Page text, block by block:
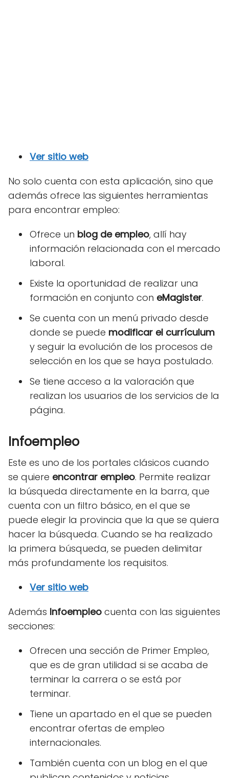
Ver sitio web
No solo cuenta con esta aplicación, sino que
además ofrece las siguientes herramientas
para encontrar empleo:
Ofrece un blog de empleo, allí hay
información relacionada con el mercado
laboral.
Existe la oportunidad de realizar una
formación en conjunto con eMagister.
Se cuenta con un menú privado desde
donde se puede modificar el currículum
y seguir la evolución de los procesos de
selección en los que se haya postulado.
Se tiene acceso a la valoración que
realizan los usuarios de los servicios de la
página.
Infoempleo
Este es uno de los portales clásicos cuando
se quiere encontrar empleo. Permite realizar
la búsqueda directamente en la barra, que
cuenta con un filtro básico, en el que se
puede elegir la provincia que la que se quiera
hacer la búsqueda. Cuando se ha realizado
la primera búsqueda, se pueden delimitar
más profundamente los requisitos.
Ver sitio web
Además Infoempleo cuenta con las siguientes
secciones:
Ofrecen una sección de Primer Empleo,
que es de gran utilidad si se acaba de
terminar la carrera o se está por
terminar.
Tiene un apartado en el que se pueden
encontrar ofertas de empleo
internacionales.
También cuenta con un blog en el que